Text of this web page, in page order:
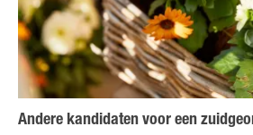
Andere kandidaten voor een